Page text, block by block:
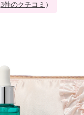
3件のクチコミ ）